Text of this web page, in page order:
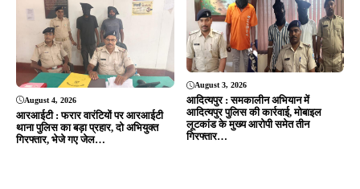
August 4, 2026
आरआईटी : फरार वारंटियों पर आरआईटी
थाना पुलिस का बड़ा प्रहार, दो अभियुक्त
गिरफ्तार, भेजे गए जेल…
August 3, 2026
आदित्यपुर : समकालीन अभियान में
आदित्यपुर पुलिस की कार्रवाई, मोबाइल
लूटकांड के मुख्य आरोपी समेत तीन
गिरफ्तार…